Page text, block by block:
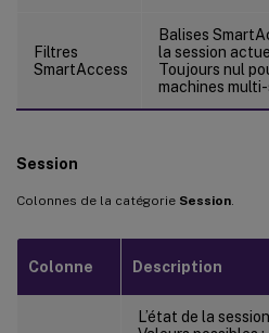
Filtres
SmartAccess
Balises
la session
Toujours nul
machines
Session
Colonnes de la catégorie Session
Colonne Description
L’état de la